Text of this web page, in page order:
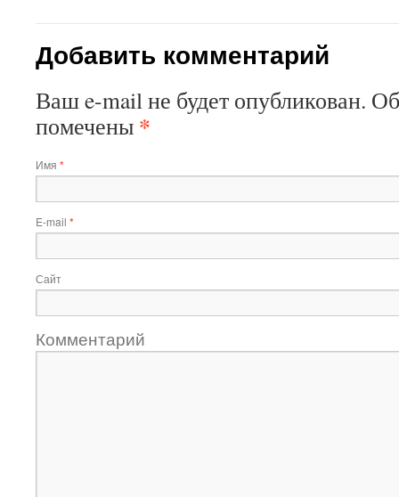
Добавить комментарий
Ваш e-mail не будет опубликован.
помечены *
Имя *
E-mail *
Сайт
Комментарий